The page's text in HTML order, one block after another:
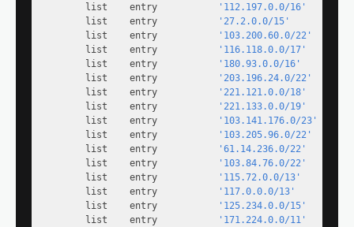
        list    entry
'112.197.0.0/16'
        list    entry
'27.2.0.0/15'
        list    entry
'103.200.60.0/22'
        list    entry
'116.118.0.0/17'
        list    entry
'180.93.0.0/16'
        list    entry
'203.196.24.0/22'
        list    entry
'221.121.0.0/18'
        list    entry
'221.133.0.0/19'
        list    entry
'103.141.176.0/23'
        list    entry
'103.205.96.0/22'
        list    entry
'61.14.236.0/22'
        list    entry
'103.84.76.0/22'
        list    entry
'115.72.0.0/13'
        list    entry
'117.0.0.0/13'
        list    entry
'125.234.0.0/15'
        list    entry
'171.224.0.0/11'